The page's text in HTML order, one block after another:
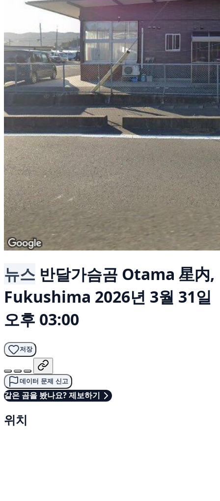
뉴스 반달가슴곰 Otama 星内,
Fukushima 2026년 3월 31일
오후 03:00
저장
데이터 문제 신고
같은 곰을 봤나요? 제보하기
위치